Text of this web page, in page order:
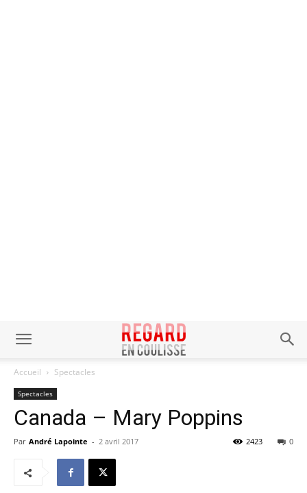
Accueil Spectacles
Spectacles
Canada – Mary Poppins
Par André Lapointe - 2 avril 2017 0
2423